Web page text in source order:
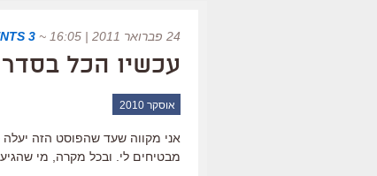
24 פברואר 2011 | 16:05 ~
3 COMMENTS
עכשיו הכל בסדר
אוסקר 2010
אני מקווה שעד שהפוסט הזה יעלה
מבטיחים לי. ובכל מקרה, מי